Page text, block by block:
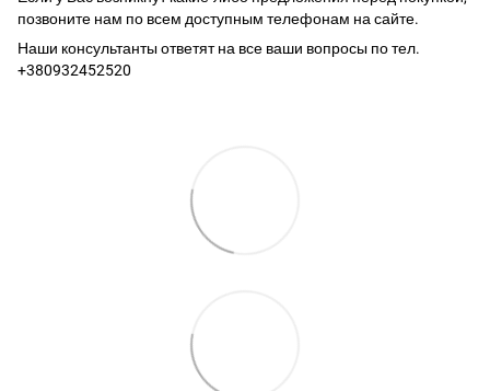
позвоните нам по всем доступным телефонам на сайте.
Наши консультанты ответят на все ваши вопросы по тел.
+380932452520